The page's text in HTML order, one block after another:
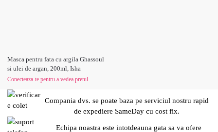
Masca pentru fata cu argila Ghassoul
si ulei de argan, 200ml, Isha
Conecteaza-te pentru a vedea pretul
Compania dvs. se poate baza pe serviciul nostru rapid
de expediere SameDay cu cost fix.
Echipa noastra este intotdeauna gata sa va ofere